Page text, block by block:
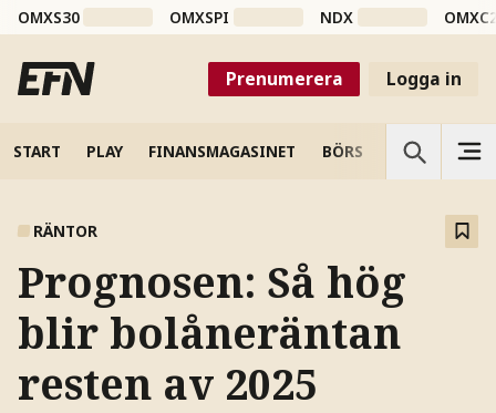
OMXS30 OMXSPI NDX
Prenumerera Logga in
START PLAY FINANSMAGASINET BÖRS VETENSKAP
RÄNTOR
Prognosen: Så hög
blir bolåneräntan
resten av 2025